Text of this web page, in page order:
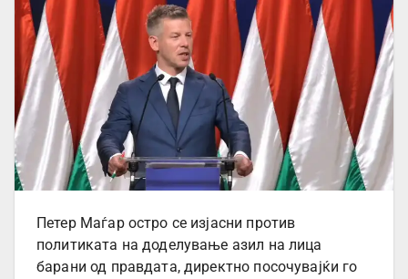
Петер Маѓар остро се изјасни против
политиката на доделување азил на лица
барани од правдата, директно посочувајќи го